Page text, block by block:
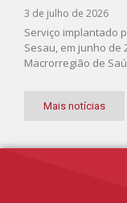
3 de julho de 2026
Serviço implantado
Sesau, em junho de
Macrorregião de
Mais notícias